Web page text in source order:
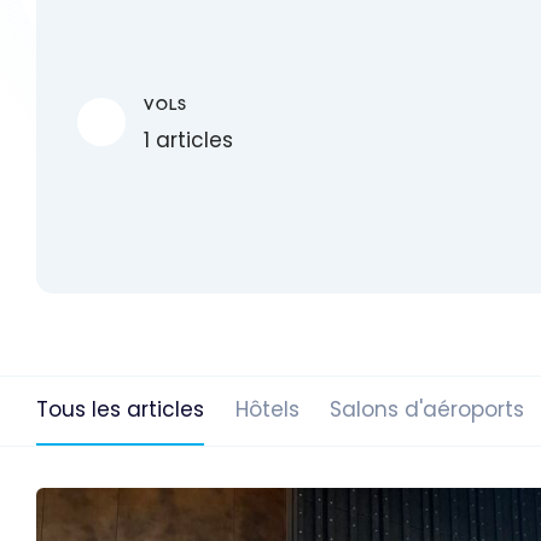
VOLS
1 articles
Tous les articles Hôtels Salons d'aéroports